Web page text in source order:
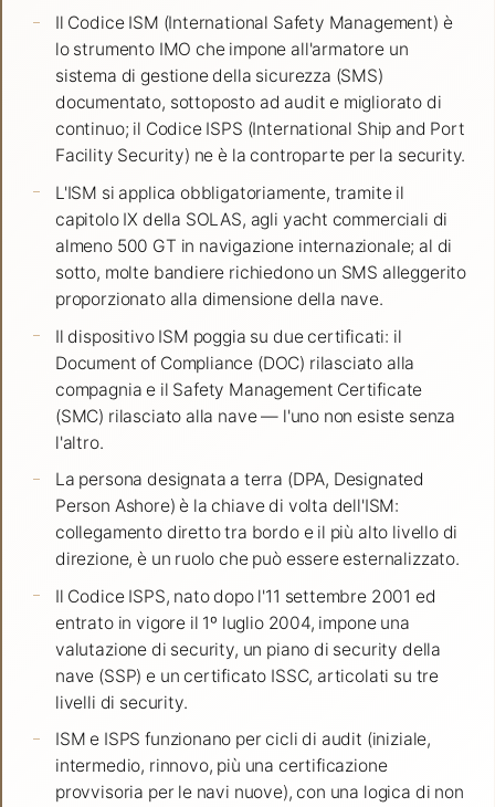
Il Codice ISM (International Safety Management) è
lo strumento IMO che impone all'armatore un
sistema di gestione della sicurezza (SMS)
documentato, sottoposto ad audit e migliorato di
continuo; il Codice ISPS (International Ship and Port
Facility Security) ne è la controparte per la security.
L'ISM si applica obbligatoriamente, tramite il
capitolo IX della SOLAS, agli yacht commerciali di
almeno 500 GT in navigazione internazionale; al di
sotto, molte bandiere richiedono un SMS alleggerito
proporzionato alla dimensione della nave.
Il dispositivo ISM poggia su due certificati: il
Document of Compliance (DOC) rilasciato alla
compagnia e il Safety Management Certificate
(SMC) rilasciato alla nave — l'uno non esiste senza
l'altro.
La persona designata a terra (DPA, Designated
Person Ashore) è la chiave di volta dell'ISM:
collegamento diretto tra bordo e il più alto livello di
direzione, è un ruolo che può essere esternalizzato.
Il Codice ISPS, nato dopo l'11 settembre 2001 ed
entrato in vigore il 1º luglio 2004, impone una
valutazione di security, un piano di security della
nave (SSP) e un certificato ISSC, articolati su tre
livelli di security.
ISM e ISPS funzionano per cicli di audit (iniziale,
intermedio, rinnovo, più una certificazione
provvisoria per le navi nuove), con una logica di non